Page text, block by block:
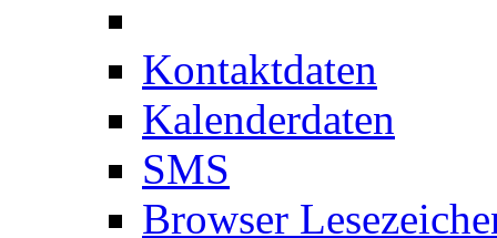
Kontaktdaten
Kalenderdaten
SMS
Browser